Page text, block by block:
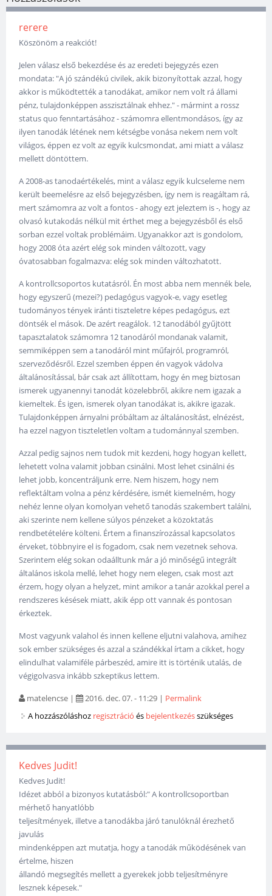
rerere
Köszönöm a reakciót!
Jelen válasz első bekezdése és az eredeti bejegyzés ezen
mondata: "A jó szándékú civilek, akik bizonyítottak azzal, hogy
akkor is működtették a tanodákat, amikor nem volt rá állami
pénz, tulajdonképpen asszisztálnak ehhez." - mármint a rossz
status quo fenntartásához - számomra ellentmondásos, így az
ilyen tanodák létének nem kétségbe vonása nekem nem volt
világos, éppen ez volt az egyik kulcsmondat, ami miatt a válasz
mellett döntöttem.
A 2008-as tanodaértékelés, mint a válasz egyik kulcseleme nem
került beemelésre az első bejegyzésben, így nem is reagáltam rá,
mert számomra az volt a fontos - ahogy ezt jeleztem is -, hogy az
olvasó kutakodás nélkül mit érthet meg a bejegyzésből és első
sorban ezzel voltak problémáim. Ugyanakkor azt is gondolom,
hogy 2008 óta azért elég sok minden változott, vagy
óvatosabban fogalmazva: elég sok minden változhatott.
A kontrollcsoportos kutatásról. Én most abba nem mennék bele,
hogy egyszerű (mezei?) pedagógus vagyok-e, vagy esetleg
tudományos tények iránti tiszteletre képes pedagógus, ezt
döntsék el mások. De azért reagálok. 12 tanodából gyűjtött
tapasztalatok számomra 12 tanodáról mondanak valamit,
semmiképpen sem a tanodáról mint műfajról, programról,
szerveződésről. Ezzel szemben éppen én vagyok vádolva
általánosítással, bár csak azt állítottam, hogy én meg biztosan
ismerek ugyanennyi tanodát közelebbről, akikre nem igazak a
kiemeltek. És igen, ismerek olyan tanodákat is, akikre igazak.
Tulajdonképpen árnyalni próbáltam az általánosítást, elnézést,
ha ezzel nagyon tiszteletlen voltam a tudománnyal szemben.
Azzal pedig sajnos nem tudok mit kezdeni, hogy hogyan kellett,
lehetett volna valamit jobban csinálni. Most lehet csinálni és
lehet jobb, koncentráljunk erre. Nem hiszem, hogy nem
reflektáltam volna a pénz kérdésére, ismét kiemelném, hogy
nehéz lenne olyan komolyan vehető tanodás szakembert találni,
aki szerinte nem kellene súlyos pénzeket a közoktatás
rendbetételére költeni. Értem a finanszírozással kapcsolatos
érveket, többnyire el is fogadom, csak nem vezetnek sehova.
Szerintem elég sokan odaálltunk már a jó minőségű integrált
általános iskola mellé, lehet hogy nem elegen, csak most azt
érzem, hogy olyan a helyzet, mint amikor a tanár azokkal perel a
rendszeres késések miatt, akik épp ott vannak és pontosan
érkeztek.
Most vagyunk valahol és innen kellene eljutni valahova, amihez
sok ember szükséges és azzal a szándékkal írtam a cikket, hogy
elindulhat valamiféle párbeszéd, amire itt is történik utalás, de
végigolvasva inkább szkeptikus lettem.
matelencse | 2016. dec. 07. - 11:29 | Permalink
A hozzászóláshoz regisztráció és bejelentkezésszükséges
Kedves Judit!
Kedves Judit!
Idézet abból a bizonyos kutatásból:" A kontrollcsoportban
mérhető hanyatlóbb
teljesítmények, illetve a tanodákba járó tanulóknál érezhető
javulás
mindenképpen azt mutatja, hogy a tanodák működésének van
értelme, hiszen
állandó megsegítés mellett a gyerekek jobb teljesítményre
lesznek képesek."